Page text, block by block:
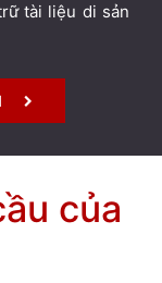
tài liệu di sản
của